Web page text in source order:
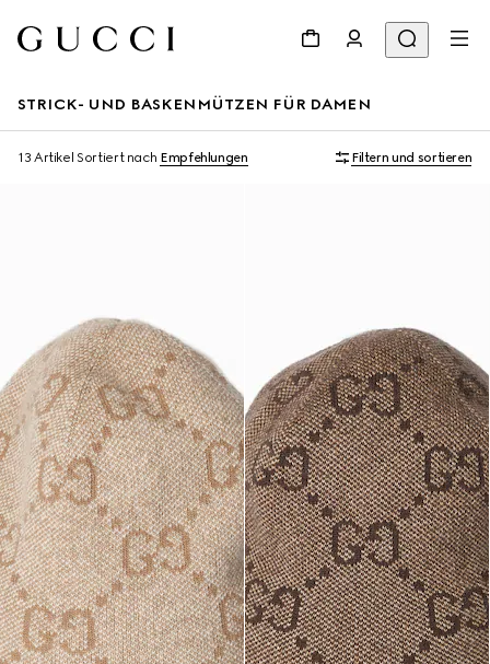
STRICK- UND BASKENMÜTZEN FÜR DAMEN
13 Artikel Sortiert nach Empfehlungen Filtern und sortieren